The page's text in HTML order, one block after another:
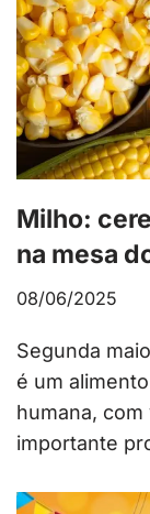
Milho:
na mesa
08/06/2025
Segunda
é um
humana,
importante